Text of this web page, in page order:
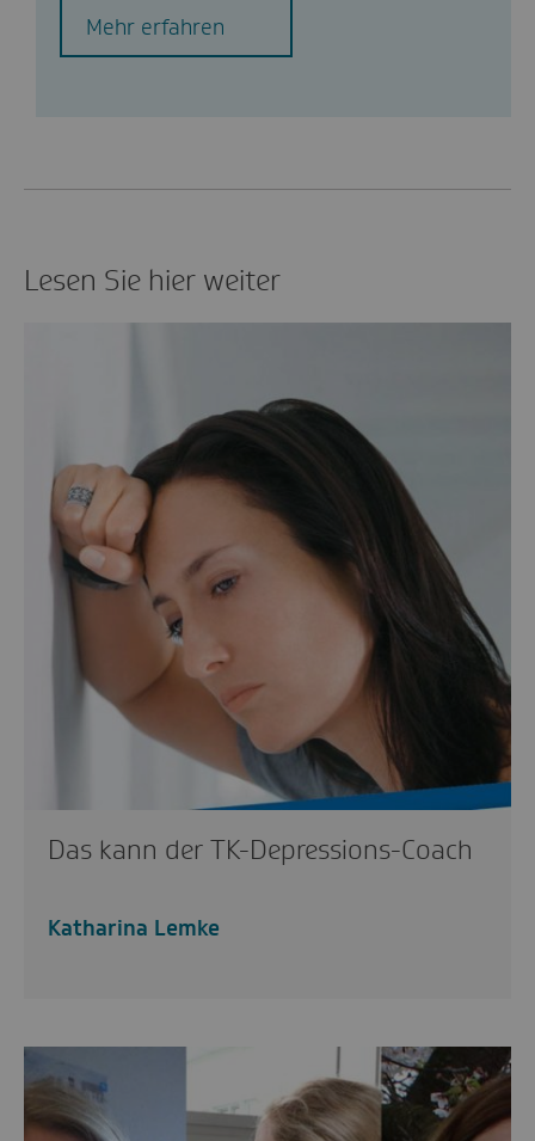
Mehr erfahren
Lesen Sie hier weiter
Das kann der TK-Depressions-Coach
Katharina Lemke